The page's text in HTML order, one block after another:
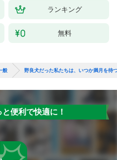
ランキング
無料
般 野良犬だった私たちは、いつか満月を待
便利で快適に！